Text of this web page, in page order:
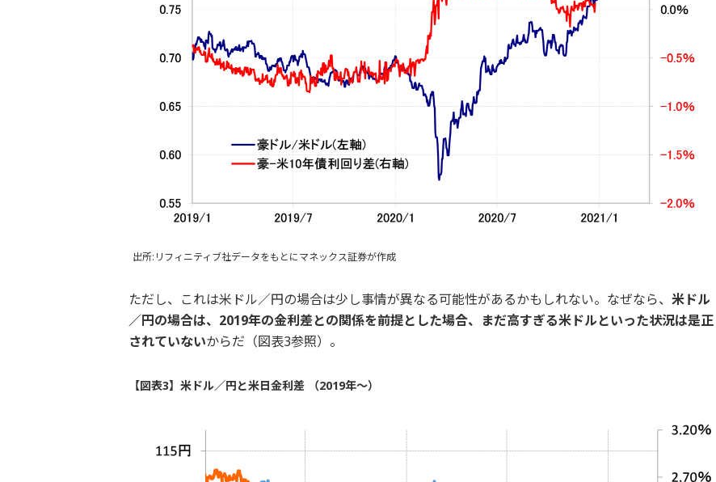
出所:リフィニティブ社データをもとにマネックス証券が作成
ただし、これは米ドル／円の場合は少し事情が異なる可能性があるかもしれない。なぜなら、 米ドル
／円の場合は、 2019年の金利差との関係を前提とした場合、まだ高すぎる米ドルといった状況は是正
されていないからだ（図表3参照）。
【図表3】米ドル／円と米日金利差 （2019年～）